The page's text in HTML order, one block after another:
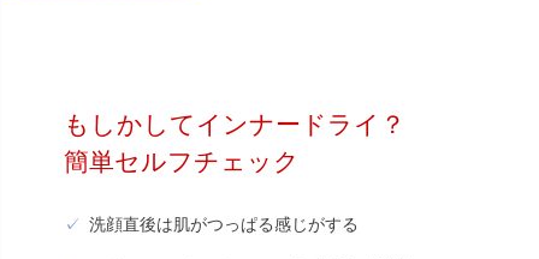
もしかしてインナードライ？
簡単セルフチェック
洗顔直後は肌がつっぱる感じがする